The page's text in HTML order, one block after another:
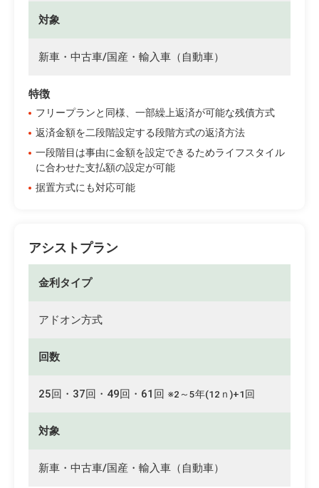
対象
新車・中古車/国産・輸入車（自動車）
特徴
フリープランと同様、一部繰上返済が可能な残債方式
返済金額を二段階設定する段階方式の返済方法
一段階目は事由に金額を設定できるためライフスタイル
に合わせた支払額の設定が可能
据置方式にも対応可能
アシストプラン
金利タイプ
アドオン方式
回数
25回・37回・49回・61回 ※2～5年(12ｎ)+1回
対象
新車・中古車/国産・輸入車（自動車）